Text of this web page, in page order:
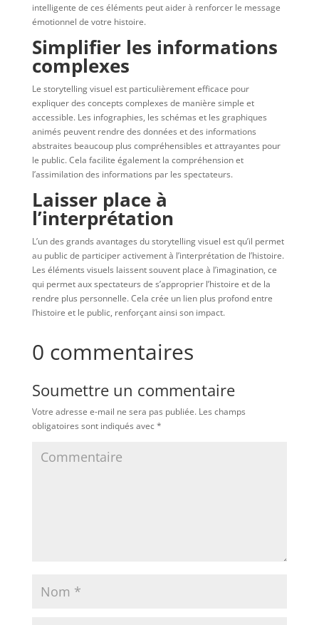
intelligente de ces éléments peut aider à renforcer le message
émotionnel de votre histoire.
Simplifier les informations
complexes
Le storytelling visuel est particulièrement efficace pour
expliquer des concepts complexes de manière simple et
accessible. Les infographies, les schémas et les graphiques
animés peuvent rendre des données et des informations
abstraites beaucoup plus compréhensibles et attrayantes pour
le public. Cela facilite également la compréhension et
l’assimilation des informations par les spectateurs.
Laisser place à
l’interprétation
L’un des grands avantages du storytelling visuel est qu’il permet
au public de participer activement à l’interprétation de l’histoire.
Les éléments visuels laissent souvent place à l’imagination, ce
qui permet aux spectateurs de s’approprier l’histoire et de la
rendre plus personnelle. Cela crée un lien plus profond entre
l’histoire et le public, renforçant ainsi son impact.
0 commentaires
Soumettre un commentaire
Votre adresse e-mail ne sera pas publiée.Les champs
obligatoires sont indiqués avec*